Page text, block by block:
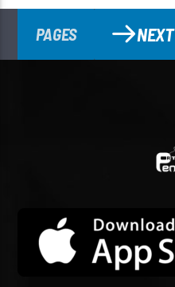
PAGES NEXT